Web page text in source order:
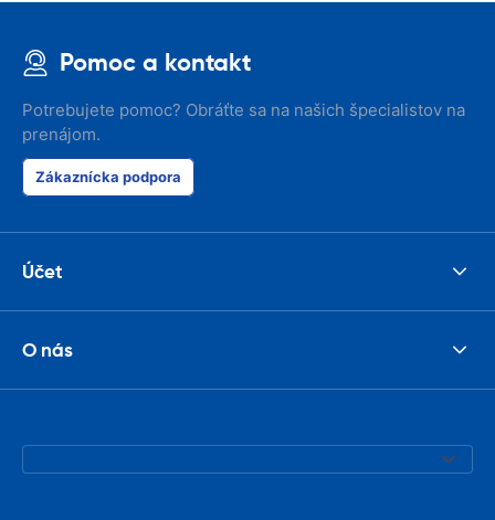
Pomoc a kontakt
Potrebujete pomoc? Obráťte sa na našich špecialistov na
prenájom.
Zákaznícka podpora
Účet
O nás